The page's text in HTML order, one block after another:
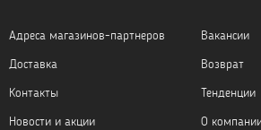
Адреса магазинов-партнеров
Вакансии
Доставка
Возврат
Контакты
Тенденции
Новости и акции
О